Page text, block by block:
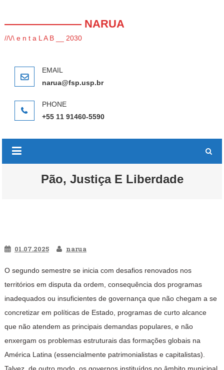
content
——————— NARUA
//\/\ e n t a L A B __ 2030
narua@fsp.usp.br
+55 11 91460-5590
Pão, Justiça E Liberdade
01.07.2025 narua
O segundo semestre se inicia com desafios renovados nos
territórios em disputa da ordem, consequência dos programas
inadequados ou insuficientes de governança que não chegam a se
concretizar em políticas de Estado, programas de curto alcance
que não atendem as principais demandas populares, e não
enxergam os problemas estruturais das formações globais na
América Latina (essencialmente patrimonialistas e capitalistas).